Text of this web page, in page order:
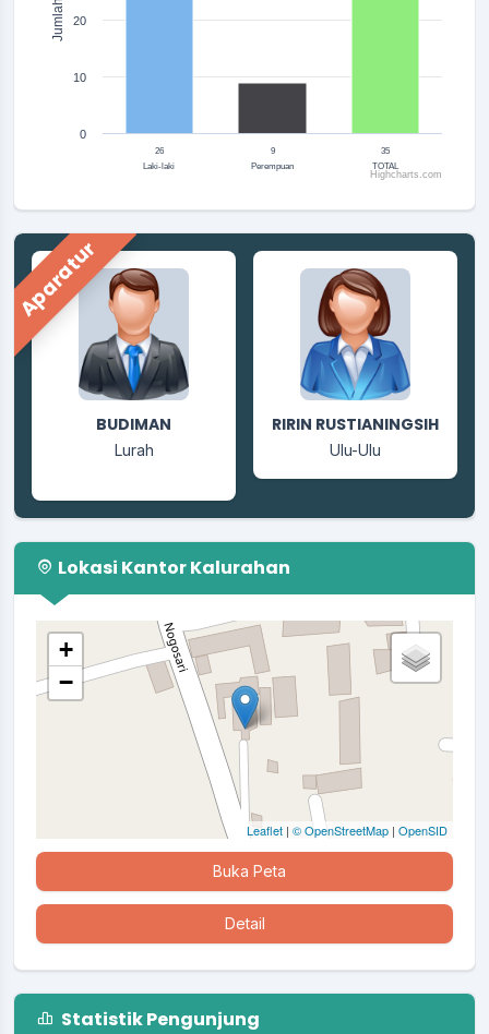
Jumlah
26
Laki-laki
9
Perempuan
35
TOTAL
0
10
20
Highcharts.com
Aparatur
BUDIMAN
Lurah
TITIK DWI PRASTITI
BERLIANA
RIRIN RUSTIANINGSIH
Ulu-Ulu
Lokasi Kantor Kalurahan
+
−
Leaflet | © OpenStreetMap | OpenSID
Buka Peta
Detail
Statistik Pengunjung